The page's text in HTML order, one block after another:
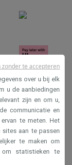
over u bij elk
u de aanbiedingen
zijn en om u,
communicatie en
te meten. Het
aan te passen
te maken om
statistieken te
zonder te accepteren